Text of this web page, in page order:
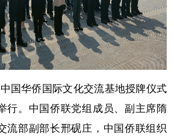
国华侨国际文化交流基地授牌仪式
行。中国侨联党组成员、副主席隋
流部副部长邢砚庄，中国侨联组织